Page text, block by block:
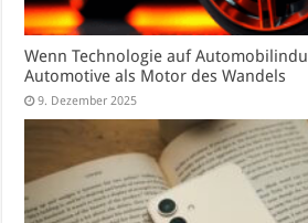
Wenn Technologie auf
Automotive als Motor des Wandels
9. Dezember 2025